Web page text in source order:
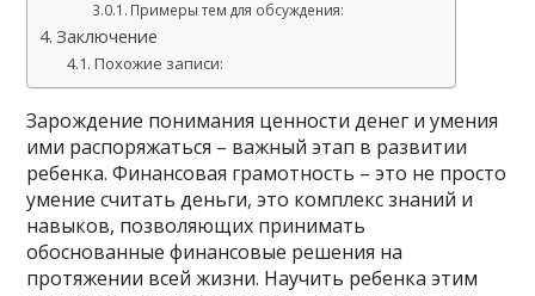
Примеры тем для обсуждения:
Заключение
Похожие записи:
Зарождение понимания ценности денег и умения
ими распоряжаться – важный этап в развитии
ребенка. Финансовая грамотность – это не просто
умение считать деньги, это комплекс знаний и
навыков, позволяющих принимать
обоснованные финансовые решения на
протяжении всей жизни. Научить ребенка этим